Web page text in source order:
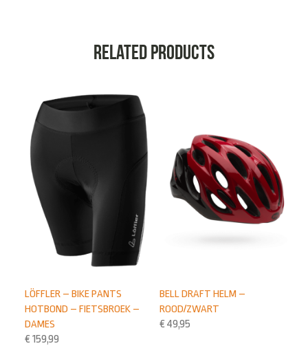
Related products
BELL DRAFT HELM –
ROOD/ZWART
€ 49,95
LÖFFLER – BIKE PANTS
HOTBOND – FIETSBROEK –
DAMES
€ 159,99